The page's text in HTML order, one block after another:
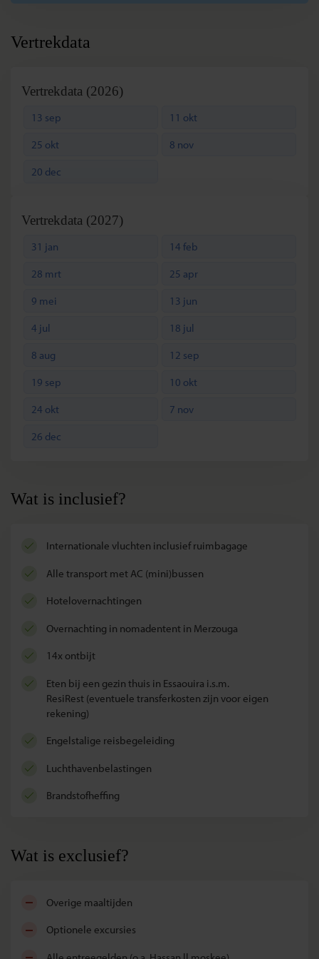
Vertrekdata
Vertrekdata (2026)
13 sep
11 okt
25 okt
8 nov
20 dec
Vertrekdata (2027)
31 jan
14 feb
28 mrt
25 apr
9 mei
13 jun
4 jul
18 jul
8 aug
12 sep
19 sep
10 okt
24 okt
7 nov
26 dec
Wat is inclusief?
internationale vluchten inclusief ruimbagage
alle transport met AC (mini)bussen
hotelovernachtingen
overnachting in nomadentent in Merzouga
14x ontbijt
eten bij een gezin thuis in Essaouira i.s.m.
ResiRest (eventuele transferkosten zijn voor eigen
rekening)
Engelstalige reisbegeleiding
luchthavenbelastingen
brandstofheffing
Wat is exclusief?
overige maaltijden
optionele excursies